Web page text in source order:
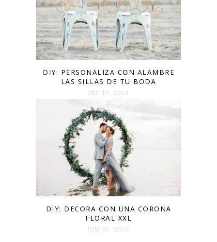
DIY: PERSONALIZA CON ALAMBRE
LAS SILLAS DE TU BODA
SEP 17. 2019
DIY: DECORA CON UNA CORONA
FLORAL XXL
JUN 25. 2019